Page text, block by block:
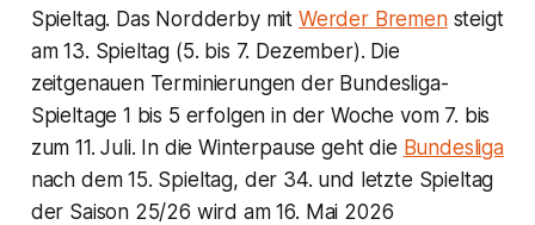
Spieltag. Das Nordderby mit Werder Bremensteigt
am 13. Spieltag (5. bis 7. Dezember). Die
zeitgenauen Terminierungen der Bundesliga-
Spieltage 1 bis 5 erfolgen in der Woche vom 7. bis
zum 11. Juli. In die Winterpause geht die Bundesliga
nach dem 15. Spieltag, der 34. und letzte Spieltag
der Saison 25/26 wird am 16. Mai 2026